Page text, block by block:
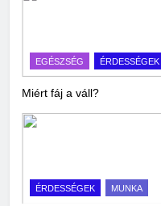
EGÉSZSÉG ÉRDESSÉGEK
Miért fáj a váll?
ÉRDESSÉGEK MUNKA